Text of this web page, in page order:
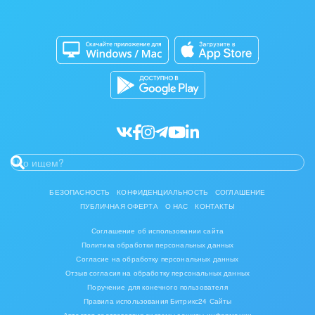
Инвестиционный бизнес
Интерьер, дизайн, декор
Консалтинговые и управленческие услуги
Мебель, лес, деревообработка
Медицина и фармацевтика
Металлургия
Кибербезопасность
Битрикс24 Маркет
Разработчикам приложений
БЕЗОПАСНОСТЬ КОНФИДЕНЦИАЛЬНОСТЬ
СОГЛАШЕНИЕ
ПУБЛИЧНАЯ ОФЕРТА
О НАС КОНТАКТЫ
Соглашение об использовании сайта
Политика обработки персональных данных
Согласие на обработку персональных данных
Отзыв согласия на обработку персональных данных
Поручение для конечного пользователя
Правила использования Битрикс24 Сайты